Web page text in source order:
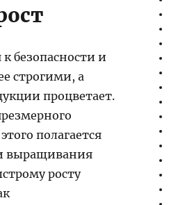
безопасности и
строгими, а
процветает.
полагается
выращивания
росту